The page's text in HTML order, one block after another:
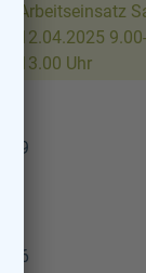
Arbeitseinsatz
12.04.2025 9.00-
13.00 Uhr
19
26